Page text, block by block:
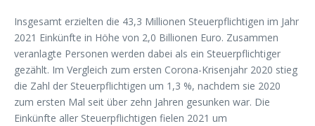
Insgesamt erzielten die 43,3 Millionen Steuerpflichtigen im Jahr
2021 Einkünfte in Höhe von 2,0 Billionen Euro. Zusammen
veranlagte Personen werden dabei als ein Steuerpflichtiger
gezählt. Im Vergleich zum ersten Corona-Krisenjahr 2020 stieg
die Zahl der Steuerpflichtigen um 1,3 %, nachdem sie 2020
zum ersten Mal seit über zehn Jahren gesunken war. Die
Einkünfte aller Steuerpflichtigen fielen 2021 um